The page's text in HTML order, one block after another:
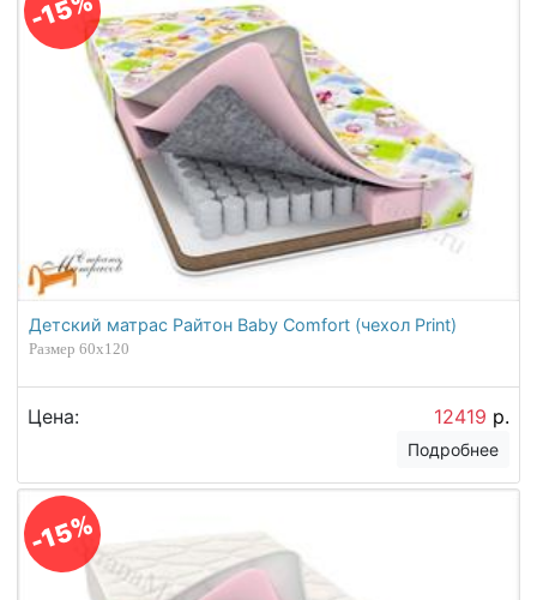
Детский матрас Райтон Baby Comfort (чехол Print)
Размер 60х120
Цена: 12419 р.
Подробнее
-15%